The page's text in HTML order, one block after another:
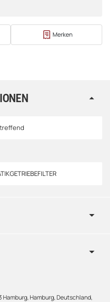
Merken
Hamburg, Hamburg, Deutschland,